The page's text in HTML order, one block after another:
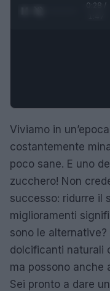
0:29 /
Viviamo in
costantemente
poco sane. E uno
zucchero! Non
successo: ridurre il
miglioramenti
sono le
dolcificanti naturali
ma possono anche
Sei pronto a dare